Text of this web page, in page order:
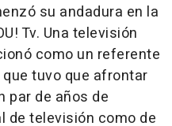
su andadura en la
Tv. Una televisión
como un referente
tuvo que afrontar
par de años de
de televisión como de